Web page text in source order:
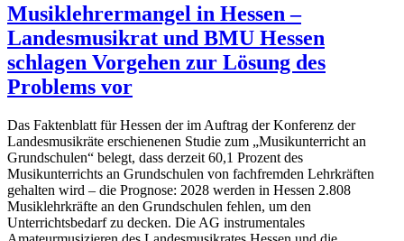
Musiklehrermangel in Hessen –
Landesmusikrat und BMU Hessen
schlagen Vorgehen zur Lösung des
Problems vor
Das Faktenblatt für Hessen der im Auftrag der Konferenz der
Landesmusikräte erschienenen Studie zum „Musikunterricht an
Grundschulen“ belegt, dass derzeit 60,1 Prozent des
Musikunterrichts an Grundschulen von fachfremden Lehrkräften
gehalten wird – die Prognose: 2028 werden in Hessen 2.808
Musiklehrkräfte an den Grundschulen fehlen, um den
Unterrichtsbedarf zu decken. Die AG instrumentales